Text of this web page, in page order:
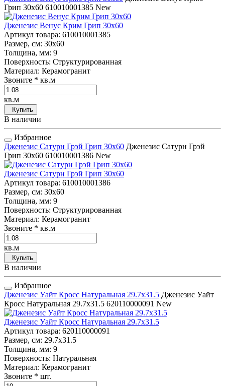
Грип 30x60 610010001385 New
Дженезис Венус Крим Грип 30x60
Артикул товара: 610010001385
Размер, см: 30x60
Толщина, мм: 9
Поверхность: Структурированная
Материал: Керамогранит
Звоните * кв.м
кв.м
Купить
В наличии
Избранное
Дженезис Сатурн Грэй Грип 30x60 Дженезис Сатурн Грэй
Грип 30x60 610010001386 New
Дженезис Сатурн Грэй Грип 30x60
Артикул товара: 610010001386
Размер, см: 30x60
Толщина, мм: 9
Поверхность: Структурированная
Материал: Керамогранит
Звоните * кв.м
кв.м
Купить
В наличии
Избранное
Дженезис Уайт Кросс Натуральная 29.7x31.5 Дженезис Уайт
Кросс Натуральная 29.7x31.5 620110000091 New
Дженезис Уайт Кросс Натуральная 29.7x31.5
Артикул товара: 620110000091
Размер, см: 29.7x31.5
Толщина, мм: 9
Поверхность: Натуральная
Материал: Керамогранит
Звоните * шт.